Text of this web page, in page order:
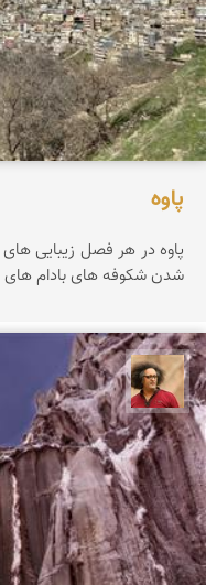
پاوه
پاوه در هر فصل زیبایی
شدن شکوفه های بادام
مصطفی ربیعی بهشتی